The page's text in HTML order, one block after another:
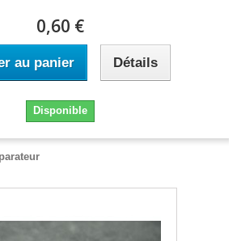
0,60 €
au panier Détails
Disponible